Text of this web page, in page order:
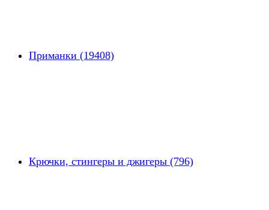
Приманки (19408)
Крючки, стингеры и джигеры (796)